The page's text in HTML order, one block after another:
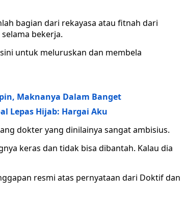
bagian dari rekayasa atau fitnah dari
bekerja.
untuk meluruskan dan membela
Maknanya Dalam Banget
Lepas Hijab: Hargai Aku
dokter yang dinilainya sangat ambisius.
keras dan tidak bisa dibantah. Kalau dia
resmi atas pernyataan dari Doktif dan